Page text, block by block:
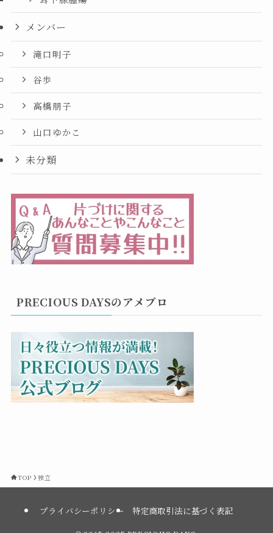
メンバー
滝口明子
谷歩
高橋朋子
山口ゆかこ
未分類
PRECIOUS DAYSのアメブロ
TOP 独立
プライバシーポリシー 特定商取引法に基づく表記